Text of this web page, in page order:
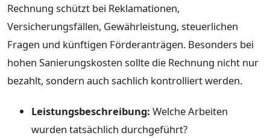
Rechnung schützt bei Reklamationen,
Versicherungsfällen, Gewährleistung, steuerlichen
Fragen und künftigen Förderanträgen. Besonders bei
hohen Sanierungskosten sollte die Rechnung nicht nur
bezahlt, sondern auch sachlich kontrolliert werden.
Leistungsbeschreibung: Welche Arbeiten
wurden tatsächlich durchgeführt?